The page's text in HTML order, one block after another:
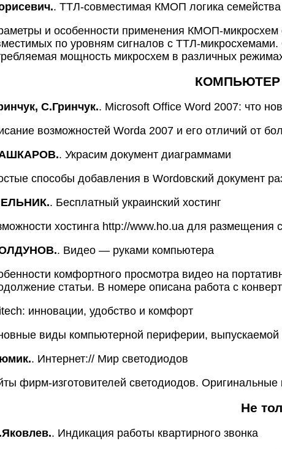
. ТТЛ-совместимая КМОП логика
и особенности применения КМОП-
по уровням сигналов с ТТЛ-микросхемами.
мощность микросхем в различных
КОМПЬЮТЕР
С.Гринчук.. Microsoft Office Word 2007: что
возможностей Wordа 2007 и его отличий от
. Украсим документ диаграммами
способы добавления в Wordовский документ
. Бесплатный украинский хостинг
хостинга http://www.ho.ua для размещения
. Видео — руками компьютера
комфортного просмотра видео на
статьи. В номере описана работа с
инновации, удобство и комфорт
виды компьютерной периферии, выпускаемой
. Интернет:// Мир светодиодов
фирм-изготовителей светодиодов. Оригинальные
Не
. Индикация работы квартирного звонка